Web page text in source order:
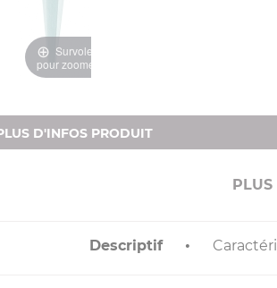
Survolez
pour zoomer
D'INFOS PRODUIT
Descriptif